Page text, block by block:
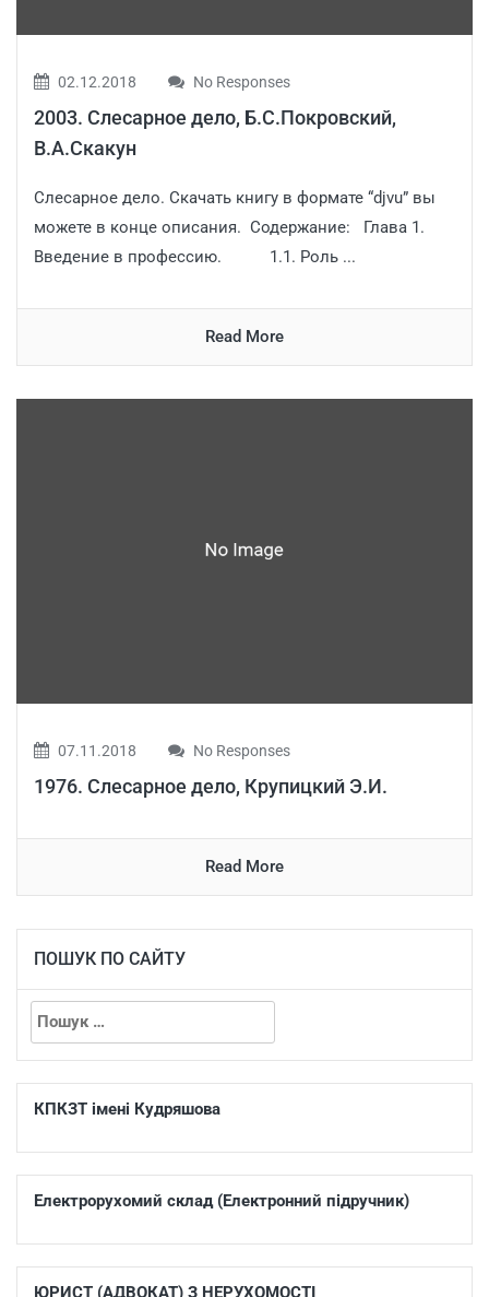
02.12.2018 No Responses
2003. Слесарное дело, Б.С.Покровский,
В.А.Скакун
Слесарное дело. Скачать книгу в формате “djvu” вы
можете в конце описания. Содержание: Глава 1.
Введение в профессию. 1.1. Роль ...
Read More
07.11.2018 No Responses
1976. Слесарное дело, Крупицкий Э.И.
Read More
ПОШУК ПО САЙТУ
КПКЗТ імені Кудряшова
Електрорухомий склад (Електронний підручник)
ЮРИСТ (АДВОКАТ) З НЕРУХОМОСТІ